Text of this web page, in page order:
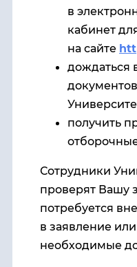
в
кабинет
на сайте
дождаться
получить
Сотрудники
проверят Вашу
потребуется
в заявление или
необходимые